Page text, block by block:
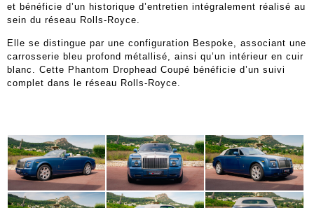
et bénéficie d’un historique d’entretien intégralement réalisé au
sein du réseau Rolls-Royce.
Elle se distingue par une configuration Bespoke, associant une
carrosserie bleu profond métallisé, ainsi qu’un intérieur en cuir
blanc. Cette Phantom Drophead Coupé bénéficie d’un suivi
complet dans le réseau Rolls-Royce.